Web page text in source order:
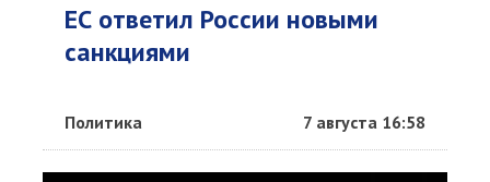
ЕС ответил России новыми
санкциями
Политика 7 августа 16:58